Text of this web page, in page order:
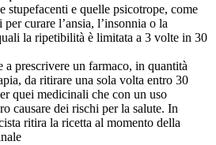
stupefacenti e quelle psicotrope, come
curare l’ansia, l’insonnia o la
la ripetibilità è limitata a 3 volte in 30
a prescrivere un farmaco, in quantità
da ritirare una sola volta entro 30
quei medicinali che con un uso
causare dei rischi per la salute. In
ritira la ricetta al momento della